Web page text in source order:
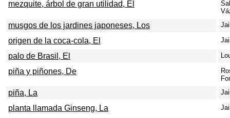
mezquite, árbol de gran utilidad, El
musgos de los jardines japoneses, Los
origen de la coca-cola, El
palo de Brasil, El
piña y piñones, De
piña, La
planta llamada Ginseng, La